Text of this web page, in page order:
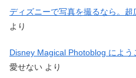
ディズニーで写真を撮るなら。超
より
Disney Magical Photoblog によう
愛せない より